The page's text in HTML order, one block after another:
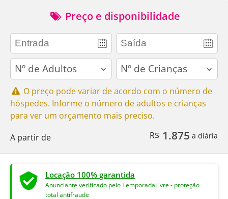
Preço e disponibilidade
adults children
O preço pode variar de acordo com o número de
hóspedes. Informe o número de adultos e crianças
para ver um orçamento mais preciso.
A partir de
R$ 1.875 a diária
Locação 100% garantida
Anunciante verificado pelo TemporadaLivre - proteção
total antifraude